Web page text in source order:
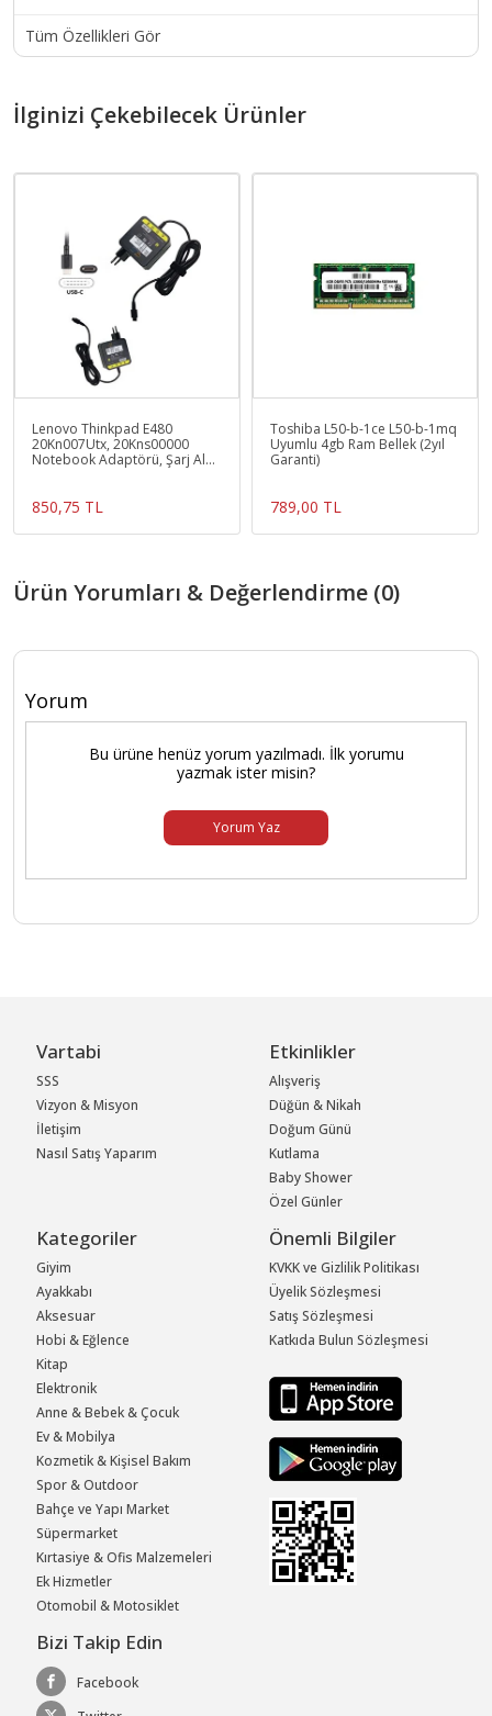
Tüm Özellikleri Gör
İlginizi Çekebilecek Ürünler
Lenovo Thinkpad E480
20Kn007Utx, 20Kns00000
Notebook Adaptörü, Şarj Aleti
850,75 TL
Toshiba L50-b-1ce L50-b-1mq
Uyumlu 4gb Ram Bellek (2yıl
Garanti)
789,00 TL
Ürün Yorumları & Değerlendirme (0)
Yorum
Bu ürüne henüz yorum yazılmadı. İlk yorumu
yazmak ister misin?
Yorum Yaz
Vartabi
SSS
Vizyon & Misyon
İletişim
Nasıl Satış Yaparım
Etkinlikler
Alışveriş
Düğün & Nikah
Doğum Günü
Kutlama
Baby Shower
Özel Günler
Kategoriler
Giyim
Ayakkabı
Aksesuar
Hobi & Eğlence
Kitap
Elektronik
Anne & Bebek & Çocuk
Ev & Mobilya
Kozmetik & Kişisel Bakım
Spor & Outdoor
Bahçe ve Yapı Market
Süpermarket
Kırtasiye & Ofis Malzemeleri
Ek Hizmetler
Otomobil & Motosiklet
Önemli Bilgiler
KVKK ve Gizlilik Politikası
Üyelik Sözleşmesi
Satış Sözleşmesi
Katkıda Bulun Sözleşmesi
Bizi Takip Edin
Facebook